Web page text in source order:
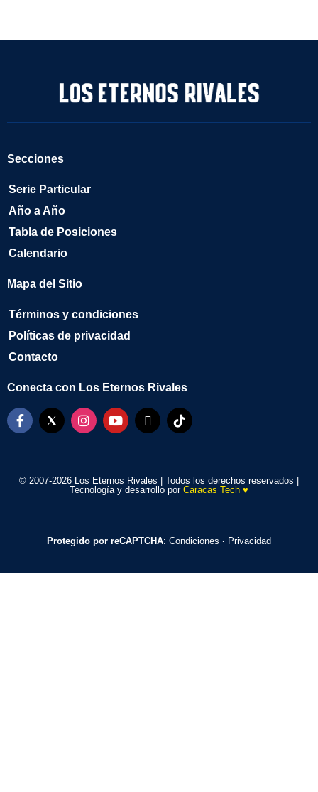
Secciones
Serie Particular
Año a Año
Tabla de Posiciones
Calendario
Mapa del Sitio
Términos y condiciones
Políticas de privacidad
Contacto
Conecta con Los Eternos Rivales
© 2007-2026 Los Eternos Rivales | Todos los derechos reservados |
Tecnología y desarrollo por Caracas Tech ♥️
Protegido por reCAPTCHA: Condiciones · Privacidad